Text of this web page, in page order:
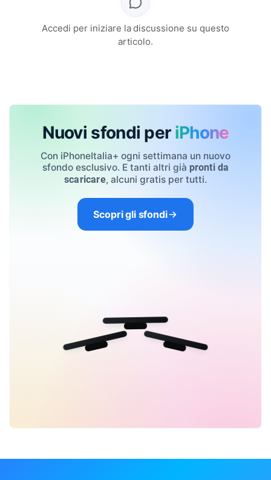
Accedi per iniziare la discussione su questo
articolo.
Nuovi sfondi per iPhone
Con iPhoneItalia+ ogni settimana un nuovo
sfondo esclusivo. E tanti altri già pronti da
scaricare, alcuni gratis per tutti.
Scopri gli sfondi